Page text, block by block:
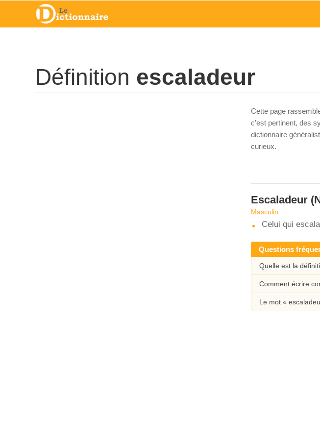
Définition escaladeur
Cette page
c’est pertinent, des
dictionnaire
curieux.
Escaladeur
Masculin
Celui qui
Questions
Quelle est la
Comment écrire
Le mot «